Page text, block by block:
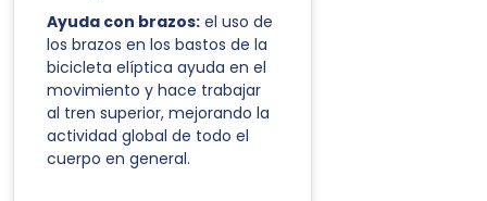
Ayuda con brazos: el uso de
los brazos en los bastos de la
bicicleta elíptica ayuda en el
movimiento y hace trabajar
al tren superior, mejorando la
actividad global de todo el
cuerpo en general.